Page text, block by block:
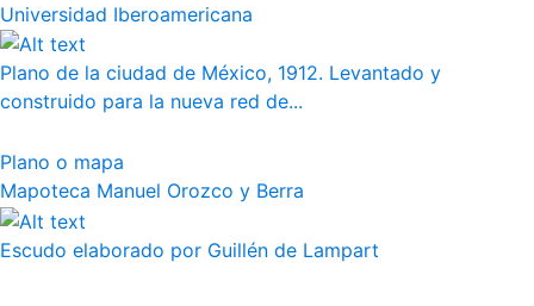
Universidad Iberoamericana
Plano de la ciudad de México, 1912. Levantado y
construido para la nueva red de...
Plano o mapa
Mapoteca Manuel Orozco y Berra
Escudo elaborado por Guillén de Lampart